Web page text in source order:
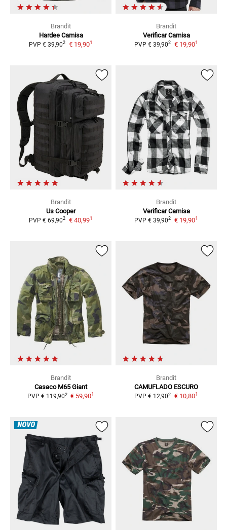
Brandit
Hardee Camisa
PVP € 39,902 € 19,901
Brandit
Verificar Camisa
PVP € 39,902 € 19,901
Brandit
Us Cooper
PVP € 69,902 € 40,991
Brandit
Verificar Camisa
PVP € 39,902 € 19,901
Brandit
Casaco M65 Giant
PVP € 119,902 € 59,901
Brandit
CAMUFLADO ESCURO
PVP € 12,902 € 10,801
NOVO